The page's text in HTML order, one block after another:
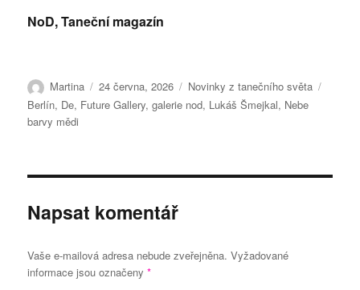
NoD, Taneční magazín
Autor:
Martina Publikováno:
24 června, 2026 Rubriky:
Novinky z tanečního světa
Berlín, De, Future Gallery,galerie nod, Lukáš Šmejkal, Nebe
barvy mědi
Napsat komentář
Vaše e-mailová adresa nebude zveřejněna. Vyžadované
informace jsou označeny*